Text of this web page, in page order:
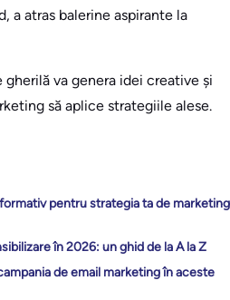
a atras balerine aspirante la
va genera idei creative și
să aplice strategiile alese.
pentru strategia ta de marketing
în 2026: un ghid de la A la Z
de email marketing în aceste